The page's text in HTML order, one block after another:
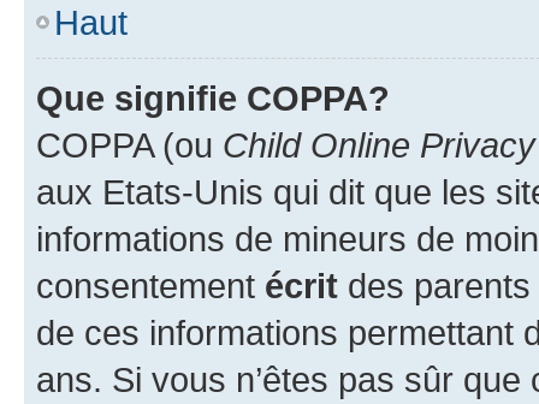
Haut
Que signifie COPPA?
COPPA (ou Child Online
aux Etats-Unis qui dit que les
informations de mineurs de
consentement écrit des parents
de ces informations permettant
ans. Si vous n’êtes pas sûr